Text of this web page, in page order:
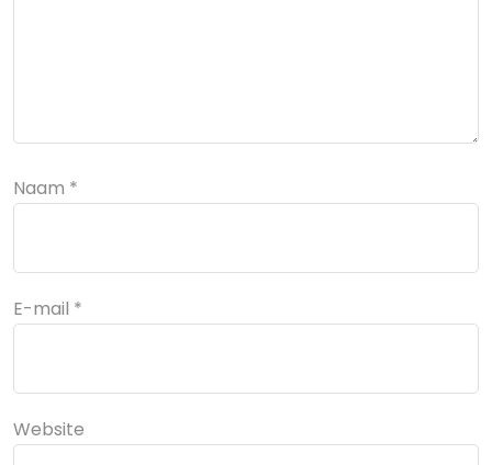
Naam *
E-mail *
Website